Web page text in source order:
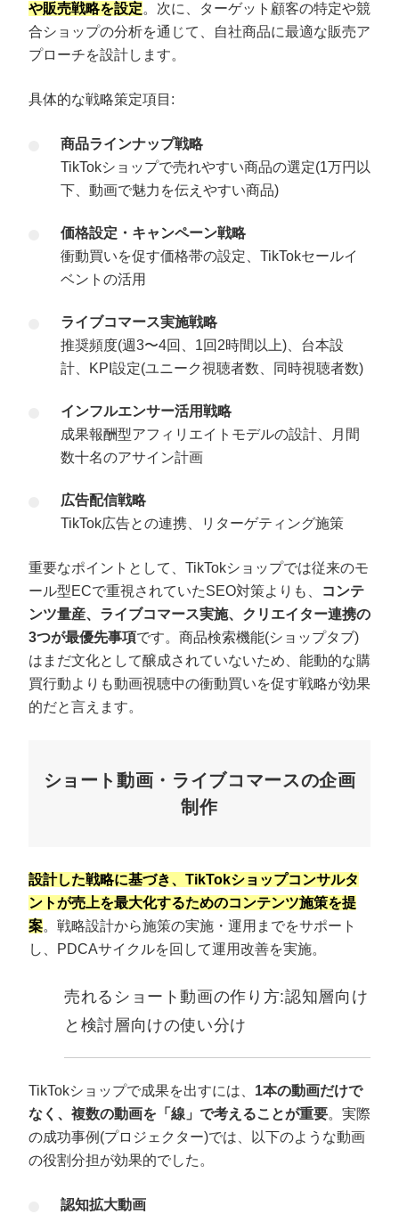
や販売戦略を設定。次に、ターゲット顧客の特定や競
合ショップの分析を通じて、自社商品に最適な販売ア
プローチを設計します。
具体的な戦略策定項目:
商品ラインナップ戦略
TikTokショップで売れやすい商品の選定(1万円以
下、動画で魅力を伝えやすい商品)
価格設定・キャンペーン戦略
衝動買いを促す価格帯の設定、TikTokセールイ
ベントの活用
ライブコマース実施戦略
推奨頻度(週3〜4回、1回2時間以上)、台本設
計、KPI設定(ユニーク視聴者数、同時視聴者数)
インフルエンサー活用戦略
成果報酬型アフィリエイトモデルの設計、月間
数十名のアサイン計画
広告配信戦略
TikTok広告との連携、リターゲティング施策
重要なポイントとして、TikTokショップでは従来のモ
ール型ECで重視されていたSEO対策よりも、
コンテ
ンツ量産、ライブコマース実施、クリエイター連携の
3つが最優先事項です。商品検索機能(ショップタブ)
はまだ文化として醸成されていないため、能動的な購
買行動よりも動画視聴中の衝動買いを促す戦略が効果
的だと言えます。
ショート動画・ライブコマースの企画
制作
設計した戦略に基づき、TikTokショップコンサルタ
ントが売上を最大化するためのコンテンツ施策を提
案。戦略設計から施策の実施・運用までをサポート
し、PDCAサイクルを回して運用改善を実施。
売れるショート動画の作り方:認知層向け
と検討層向けの使い分け
TikTokショップで成果を出すには、 1本の動画だけで
なく、複数の動画を「線」で考えることが重要。実際
の成功事例(プロジェクター)では、以下のような動画
の役割分担が効果的でした。
認知拡大動画